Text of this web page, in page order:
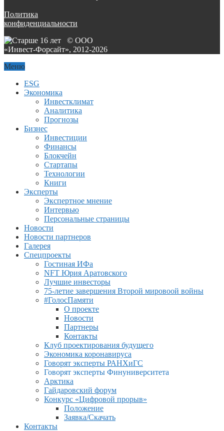
Политика
конфиденциальности
© ООО
«Инвест-Форсайт», 2012-2026
Меню
ESG
Экономика
Инвестклимат
Аналитика
Прогнозы
Бизнес
Инвестиции
Финансы
Блокчейн
Стартапы
Технологии
Книги
Эксперты
Экспертное мнение
Интервью
Персональные страницы
Новости
Новости партнеров
Галерея
Спецпроекты
Гостиная ИФа
NFT Юрия Аратовского
Лучшие инвесторы
75-летие завершения Второй мировоой войны
#ГолосПамяти
О проекте
Новости
Партнеры
Контакты
Клуб проектирования будущего
Экономика коронавируса
Говорят эксперты РАНХиГС
Говорят эксперты Финуниверситета
Арктика
Гайдаровский форум
Конкурс «Цифровой прорыв»
Положение
Заявка/Скачать
Контакты